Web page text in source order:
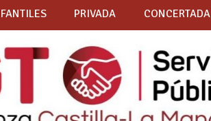
PRIVADA CONCERTADA